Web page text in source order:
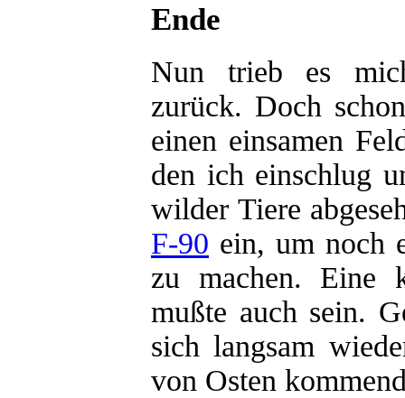
Ende
Nun trieb es
zurück. Doch
einen einsamen
den ich einschlug
wilder Tiere
F-90 ein, um noch
zu machen. Eine
mußte auch sein.
sich langsam
von Osten